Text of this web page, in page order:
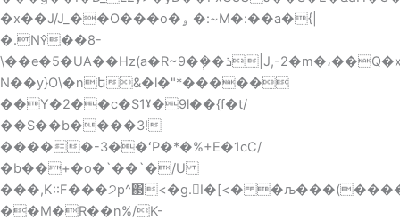
�x��J/J_��O���o�ۄ �:~M�:��a�{|
�.N��8-
\��e�5�UΑ��Hz(a�R~ܪ��݄�9|J,-2�m�،��Q�xi"1��
N��y}O\�nե&�l�"*�����
��Y�2��c�S1ˠ�9l��{f�t/
��S��b����3!
�����-3��ʻP�*�%+E�1cC/
�b��+�o�`��`�/U
���,K::F���੭p^΃؜<�g.I�[<� �љ���(������۲i`�4/
��M�R��n%/K-